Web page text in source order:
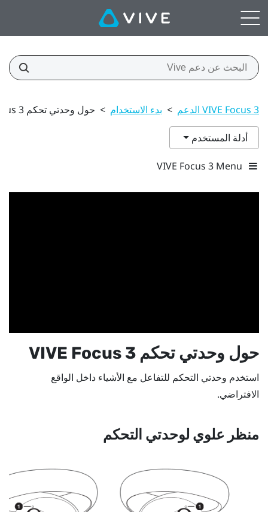
VIVE Focus 3 الدعم > بدء الاستخدام > حول وحدتي تحكم VIVE Focus 3
أدلة المستخدم
VIVE Focus 3 Menu
حول وحدتي تحكم VIVE Focus 3
استخدم وحدتي التحكم للتفاعل مع الأشياء داخل الواقع
الافتراضي.
منظر علوي لوحدتي التحكم